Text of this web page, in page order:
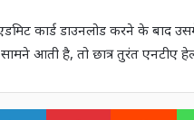
कार्ड डाउनलोड करने के बाद
सामने आती है, तो छात्र तुरंत
LinkedIn Pinterest